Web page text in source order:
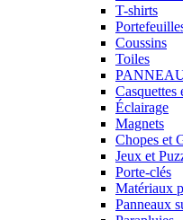
T-shirts
Coussins
Toiles
Casquettes
Éclairage
Magnets
Chopes et
Jeux et
Porte-clés
Matériaux
Panneaux